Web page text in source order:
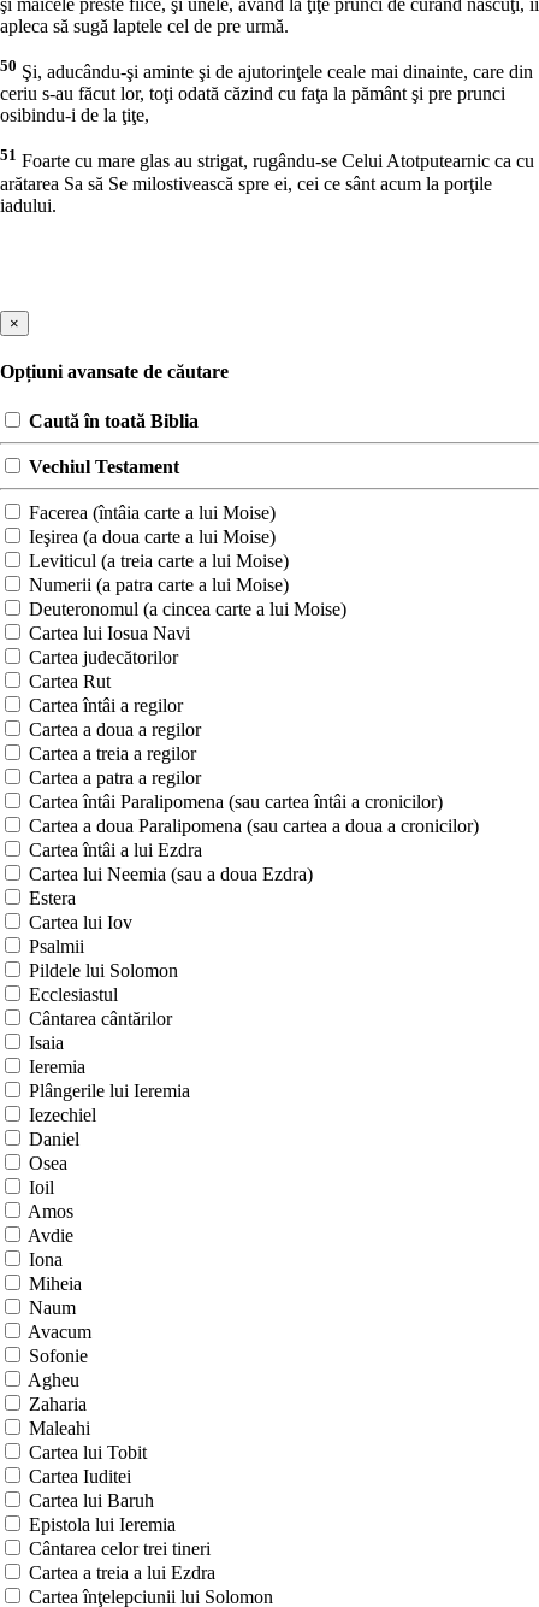
şi maicele preste fiice, şi unele, având la ţiţe prunci de curând născuţi, îi
apleca să sugă laptele cel de pre urmă.
50 Şi, aducându-şi aminte şi de ajutorinţele ceale mai dinainte, care din
ceriu s-au făcut lor, toţi odată căzind cu faţa la pământ şi pre prunci
osibindu-i de la ţiţe,
51 Foarte cu mare glas au strigat, rugându-se Celui Atotputearnic ca cu
arătarea Sa să Se milostivească spre ei, cei ce sânt acum la porţile
iadului.
×
Opțiuni avansate de căutare
Caută în toată Biblia
Vechiul Testament
Facerea (întâia carte a lui Moise)
Ieşirea (a doua carte a lui Moise)
Leviticul (a treia carte a lui Moise)
Numerii (a patra carte a lui Moise)
Deuteronomul (a cincea carte a lui Moise)
Cartea lui Iosua Navi
Cartea judecătorilor
Cartea Rut
Cartea întâi a regilor
Cartea a doua a regilor
Cartea a treia a regilor
Cartea a patra a regilor
Cartea întâi Paralipomena (sau cartea întâi a cronicilor)
Cartea a doua Paralipomena (sau cartea a doua a cronicilor)
Cartea întâi a lui Ezdra
Cartea lui Neemia (sau a doua Ezdra)
Estera
Cartea lui Iov
Psalmii
Pildele lui Solomon
Ecclesiastul
Cântarea cântărilor
Isaia
Ieremia
Plângerile lui Ieremia
Iezechiel
Daniel
Osea
Ioil
Amos
Avdie
Iona
Miheia
Naum
Avacum
Sofonie
Agheu
Zaharia
Maleahi
Cartea lui Tobit
Cartea Iuditei
Cartea lui Baruh
Epistola lui Ieremia
Cântarea celor trei tineri
Cartea a treia a lui Ezdra
Cartea înţelepciunii lui Solomon